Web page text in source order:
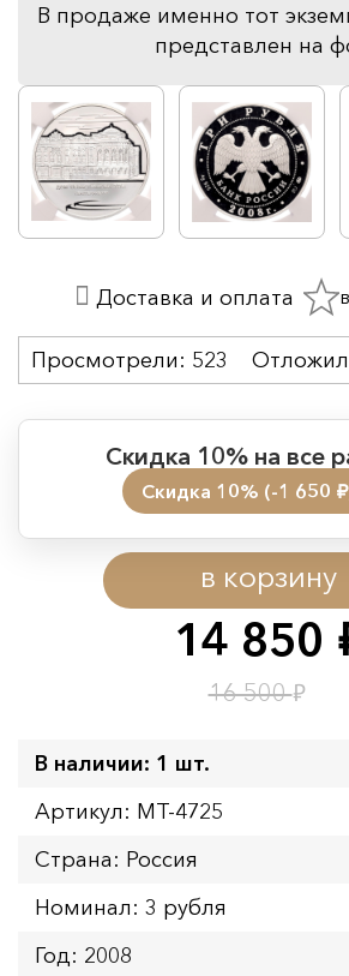
В продаже именно тот
представлен на
14 850
16 500₽
в корзину
Скидка 10% на все
Скидка 10% (-1 650 руб.
Период действия акции:
Начало:
Окончание:
Время до окончания:
Просмотрели: 523
Доставка и оплата
В наличии: 1 шт.
Артикул: MT-4725
Страна: Россия
Номинал: 3 рубля
Год: 2008